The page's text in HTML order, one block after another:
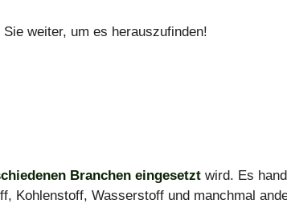
Sie weiter, um es herauszufinden!
Branchen eingesetzt wird. Es
Kohlenstoff, Wasserstoff und manchmal